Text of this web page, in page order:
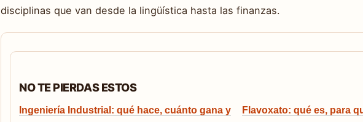
disciplinas que van desde la lingüística hasta las finanzas.
NO TE PIERDAS ESTOS
Ingeniería Industrial: qué hace, cuánto gana y
Flavoxato: qué es, para